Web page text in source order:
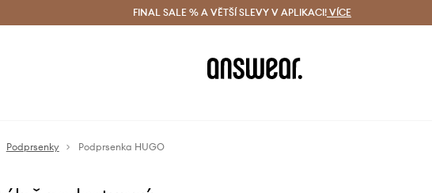
Doručení a vrácení zdarma (od 1800 Kč) Doručení i do 24 h
FINAL SALE % A VĚTŠÍ SLEVY V APLIKACI! VÍCE
Podprsenky Podprsenka HUGO